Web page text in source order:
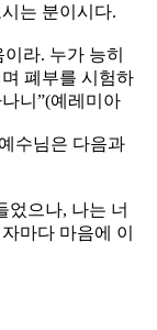
는 분이시다.
라. 누가 능히
폐부를 시험하
니”(예레미아
수님은 다음과
었으나, 나는 너
마다 마음에 이